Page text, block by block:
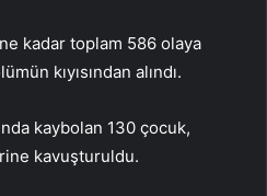
kadar toplam 586 olaya
kıyısından alındı.
kaybolan 130 çocuk,
kavuşturuldu.